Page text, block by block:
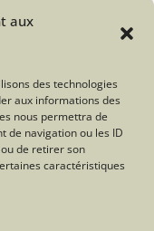
aux
des technologies
aux informations des
nous permettra de
de navigation ou les ID
de retirer son
caractéristiques
du
Partagez